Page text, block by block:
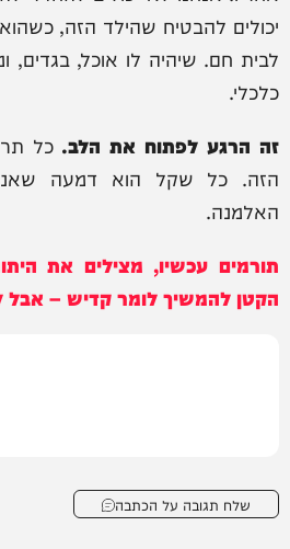
יכולים להבטיח שהילד הזה,
לבית חם. שיהיה לו אוכל, בגדים,
כלכלי.
זה הרגע לפתוח את הלב. כל
הזה. כל שקל הוא דמעה
האלמנה.
תורמים עכשיו, מצילים את
הקטן להמשיך לומר קדיש – אבל
שלח תגובה על הכתבה